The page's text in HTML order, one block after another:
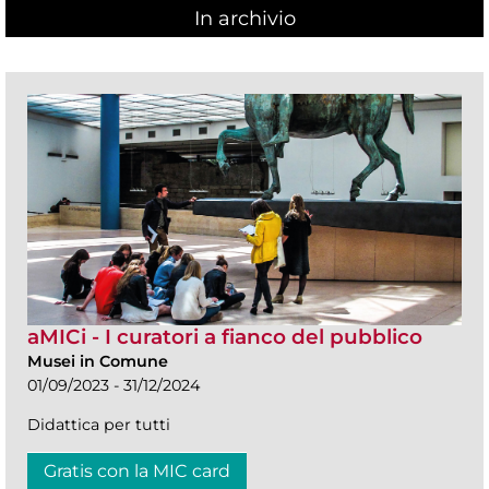
In archivio
aMICi - I curatori a fianco del pubblico
Musei in Comune
01/09/2023 - 31/12/2024
Didattica per tutti
Gratis con la MIC card